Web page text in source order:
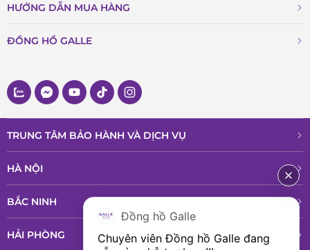
HƯỚNG DẪN MUA HÀNG
ĐỒNG HỒ GALLE
TRUNG TÂM BẢO HÀNH VÀ DỊCH VỤ
HÀ NỘI
BẮC NINH
HẢI PHÒNG
Đồng hồ Galle
Chuyên viên Đồng hồ Galle đang